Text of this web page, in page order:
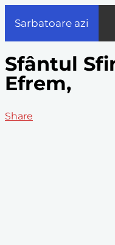
Sarbatoare azi
Sfântul
Efrem,
Share